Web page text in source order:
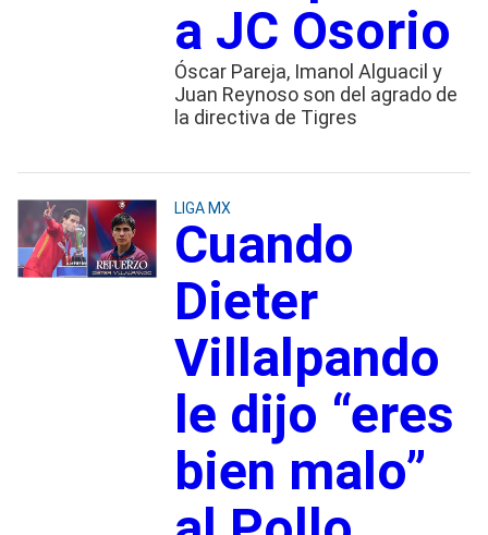
a JC Osorio
Óscar Pareja, Imanol Alguacil y
Juan Reynoso son del agrado de
la directiva de Tigres
LIGA MX
Cuando
Dieter
Villalpando
le dijo “eres
bien malo”